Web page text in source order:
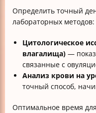
Определить точный
лабораторных методов:
Цитологическое
влагалища) —
связанные с
Анализ крови на
точный способ,
Оптимальное время